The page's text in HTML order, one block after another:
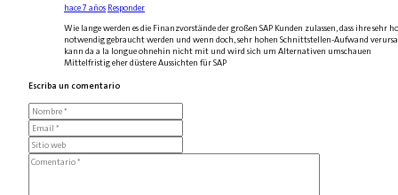
hace 7 años Responder
Wie lange werden es die Finanzvorstände der großen SAP Kunden zulassen, dass ihre
notwendig gebraucht werden und wenn doch, sehr hohen Schnittstellen-Aufwand
kann da a la longue ohnehin nicht mit und wird sich um Alternativen umschauen
Mittelfristig eher düstere Aussichten für SAP
Escriba un comentario